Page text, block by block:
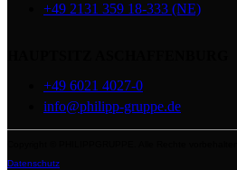
+49 2131 359 18-333 (NE)
+49 6021 4027-0
info@philipp-gruppe.de
Datenschutz